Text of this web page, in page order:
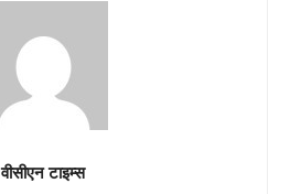
वीसीएन टाइम्स